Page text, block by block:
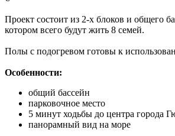
Проект состоит из 2-х блоков и общего
котором всего будут жить 8 семей.
Полы с подогревом готовы к
Особенности:
общий бассейн
парковочное место
5 минут ходьбы до центра города
панорамный вид на море